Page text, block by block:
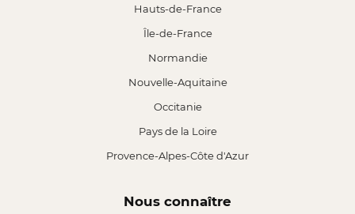
Hauts-de-France
Île-de-France
Normandie
Nouvelle-Aquitaine
Occitanie
Pays de la Loire
Provence-Alpes-Côte d'Azur
Nous connaître